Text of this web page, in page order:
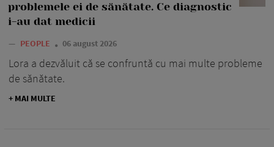
problemele ei de sănătate. Ce diagnostic
i-au dat medicii
— PEOPLE 06 august 2026
Lora a dezvăluit că se confruntă cu mai multe probleme
de sănătate.
+ MAI MULTE